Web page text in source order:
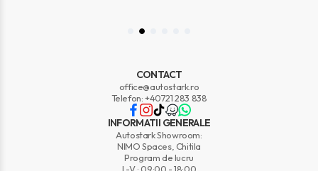
CONTACT
office@autostark.ro
Telefon: +40721 283 838
INFORMATII GENERALE
Autostark Showroom:
NIMO Spaces, Chitila
Program de lucru